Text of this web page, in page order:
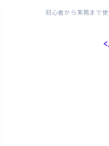
初心者から実務まで